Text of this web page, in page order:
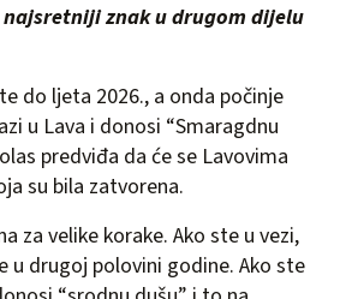
znak u drugom dijelu
do ljeta 2026., a onda počinje
u Lava i donosi “Smaragdnu
predviđa da će se Lavovima
su bila zatvorena.
za velike korake. Ako ste u vezi,
u drugoj polovini godine. Ako ste